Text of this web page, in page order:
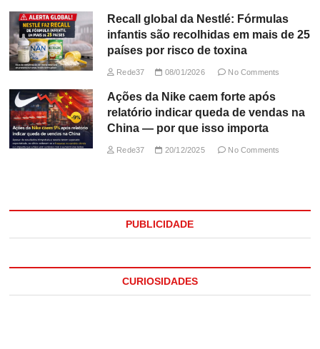
Recall global da Nestlé: Fórmulas
infantis são recolhidas em mais de 25
países por risco de toxina
Rede37 08/01/2026 No Comments
Ações da Nike caem forte após
relatório indicar queda de vendas na
China — por que isso importa
Rede37 20/12/2025 No Comments
PUBLICIDADE
CURIOSIDADES